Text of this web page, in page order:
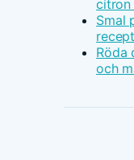
citron
Smal
Röda
och